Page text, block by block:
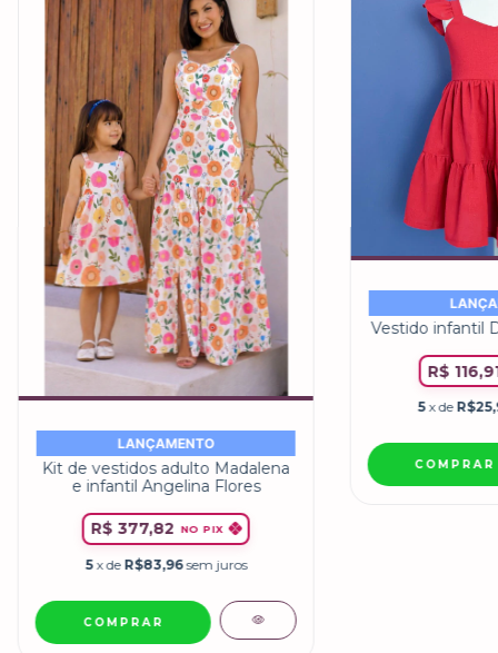
LANÇAMENTO
Kit de vestidos adulto Madalena
e infantil Angelina Flores
R$ 377,82 NO PIX
5 x de R$83,96 sem juros
COMPRAR
Vestido infantil
R$
5 x de
COMPRAR